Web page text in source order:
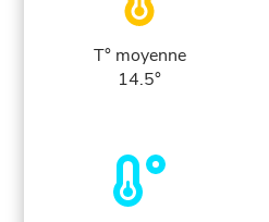
T° moyenne
14.5°